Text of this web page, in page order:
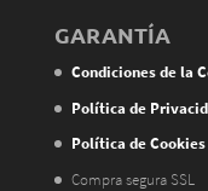
GARANTÍA
Condiciones de la
Política de
Política de Cookies
Compra segura SSL